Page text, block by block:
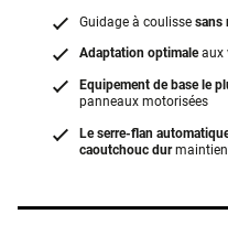
Guidage à coulisse sans
Adaptation optimaleaux
Equipement de base le
panneaux motorisées
Le serre-flan
caoutchouc dur